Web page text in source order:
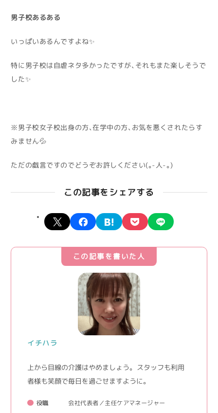
男子校あるある
いっぱいあるんですよね✨
特に男子校は自虐ネタ多かったですが、それもまた楽しそうで
した✨
※男子校女子校出身の方、在学中の方、お気を悪くされたらす
みません💦
ただの戯言ですのでどうぞお許しください(｡-人-｡)
この記事をシェアする
X facebookhatena pocket
この記事を書いた人
イチハラ
上から目線の介護はやめましょう。 スタッフも利用
者様も笑顔で毎日を過ごせますように。
役職 会社代表者／主任ケアマネージャー